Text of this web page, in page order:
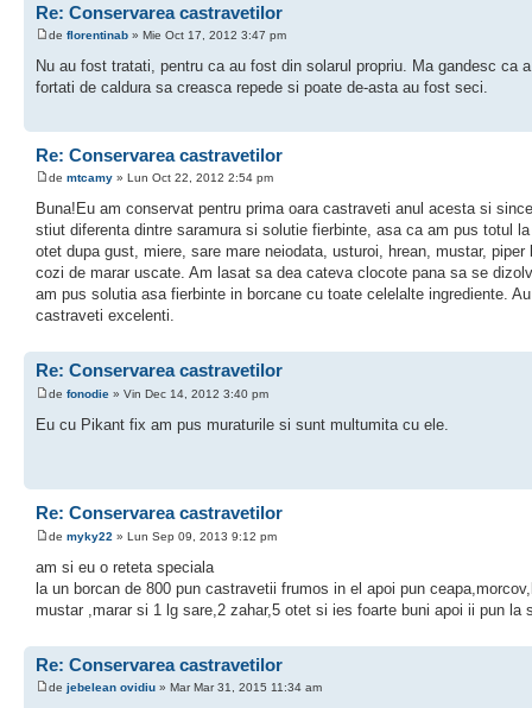
Re: Conservarea castravetilor
de florentinab » Mie Oct 17, 2012 3:47 pm
Nu au fost tratati, pentru ca au fost din solarul propriu. Ma gandesc ca
fortati de caldura sa creasca repede si poate de-asta au fost seci.
Re: Conservarea castravetilor
de mtcamy » Lun Oct 22, 2012 2:54 pm
Buna!Eu am conservat pentru prima oara castraveti anul acesta si
stiut diferenta dintre saramura si solutie fierbinte, asa ca am pus totul
otet dupa gust, miere, sare mare neiodata, usturoi, hrean, mustar, piper
cozi de marar uscate. Am lasat sa dea cateva clocote pana sa se
am pus solutia asa fierbinte in borcane cu toate celelalte ingrediente.
castraveti excelenti.
Re: Conservarea castravetilor
de fonodie » Vin Dec 14, 2012 3:40 pm
Eu cu Pikant fix am pus muraturile si sunt multumita cu ele.
Re: Conservarea castravetilor
de myky22 » Lun Sep 09, 2013 9:12 pm
am si eu o reteta speciala
la un borcan de 800 pun castravetii frumos in el apoi pun
mustar ,marar si 1 lg sare,2 zahar,5 otet si ies foarte buni apoi ii pun la
Re: Conservarea castravetilor
de jebelean ovidiu » Mar Mar 31, 2015 11:34 am